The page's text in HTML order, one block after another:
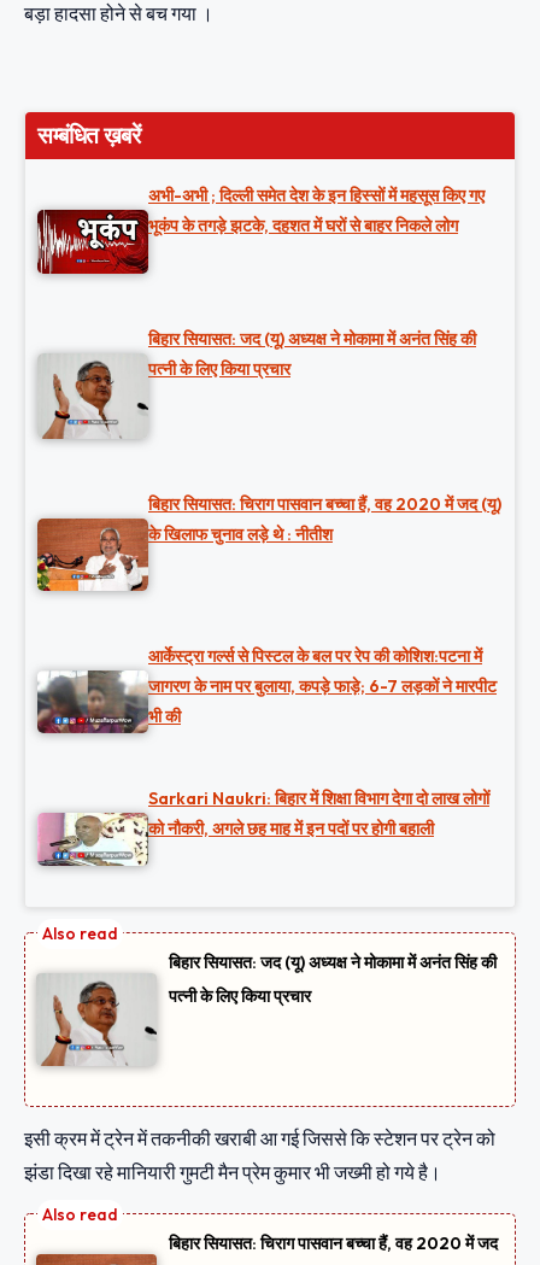
बड़ा हादसा होने से बच गया ।
सम्बंधित ख़बरें
अभी-अभी ; दिल्ली समेत देश के इन हिस्सों में महसूस किए गए
भूकंप के तगड़े झटके, दहशत में घरों से बाहर निकले लोग
बिहार सियासत: जद (यू) अध्यक्ष ने मोकामा में अनंत सिंह की
पत्नी के लिए किया प्रचार
बिहार सियासत: चिराग पासवान बच्चा हैं, वह 2020 में जद (यू)
के खिलाफ चुनाव लड़े थे : नीतीश
आर्केस्ट्रा गर्ल्स से पिस्टल के बल पर रेप की कोशिश:पटना में
जागरण के नाम पर बुलाया, कपड़े फाड़े; 6-7 लड़कों ने मारपीट
भी की
Sarkari Naukri: बिहार में शिक्षा विभाग देगा दो लाख लोगों
को नौकरी, अगले छह माह में इन पदों पर होगी बहाली
बिहार सियासत: जद (यू) अध्यक्ष ने मोकामा में अनंत सिंह की
पत्नी के लिए किया प्रचार
इसी क्रम में ट्रेन में तकनीकी खराबी आ गई जिससे कि स्टेशन पर ट्रेन को
झंडा दिखा रहे मानियारी गुमटी मैन प्रेम कुमार भी जख्मी हो गये है।
बिहार सियासत: चिराग पासवान बच्चा हैं, वह 2020 में जद